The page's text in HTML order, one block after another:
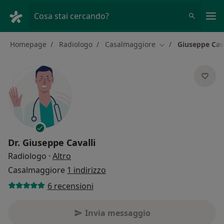
Cosa stai cercando?
Homepage Radiologo Casalmaggiore Cambia città
Giuseppe
Dr. Giuseppe Cavalli
Radiologo · Altro
Casalmaggiore 1 indirizzo
6 recensioni
Invia messaggio